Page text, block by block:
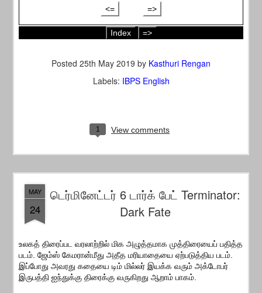
<= =>
Index =>
Posted 25th May 2019 by Kasthuri Rengan
Labels: IBPS English
1 View comments
MAY
24
டெர்மினேட்டர் 6 டார்க் பேட் Terminator:
Dark Fate
உலகத் திரைப்பட வரலாற்றில் மிக அழுத்தமாக முத்திரையைப் பதித்த
படம். ஜேம்ஸ் கேமரான்மீது அதீத மரியாதையை ஏற்படுத்திய படம்.
இப்போது அவரது கதையை டிம் மில்லர் இயக்க வரும் அக்டோபர்
இருபத்தி ஐந்துக்கு திரைக்கு வருகிறது ஆறாம் பாகம்.